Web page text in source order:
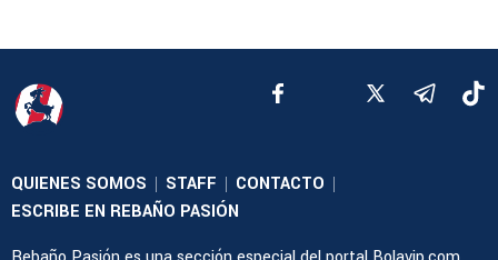
QUIENES SOMOS | STAFF | CONTACTO |
ESCRIBE EN REBAÑO PASIÓN